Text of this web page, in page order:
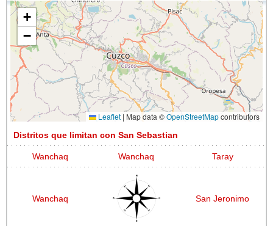
+
−
Leaflet | Map data ©OpenStreetMapcontributors
Distritos que limitan con San Sebastian
Wanchaq Wanchaq Taray
Wanchaq San Jeronimo